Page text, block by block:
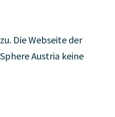
Die Webseite der
Austria keine